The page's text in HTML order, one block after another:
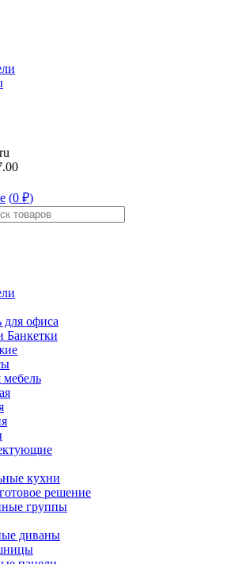
(0 ₽)
для офиса
кухни
решение
группы
диваны